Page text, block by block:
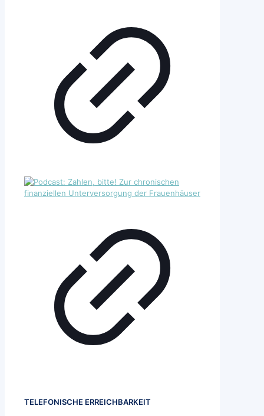
TELEFONISCHE ERREICHBARKEIT